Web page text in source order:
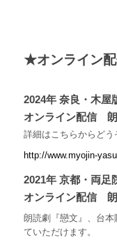
★オンライン
2024年 奈良・木屋
オンライン配信 朗
詳細はこちらからどう
http://www.myojin-
2021年 京都・両足
オンライン配信 朗
朗読劇『戀文』、台
ていただけます。